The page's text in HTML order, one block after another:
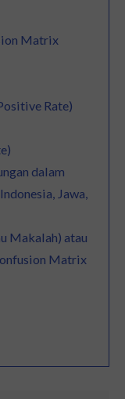
Matrix
Rate)
dalam
Jawa,
Makalah) atau
Matrix